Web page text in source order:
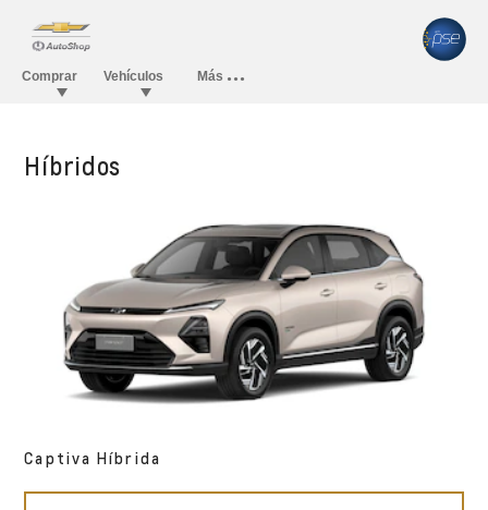
Híbridos
Captiva Híbrida